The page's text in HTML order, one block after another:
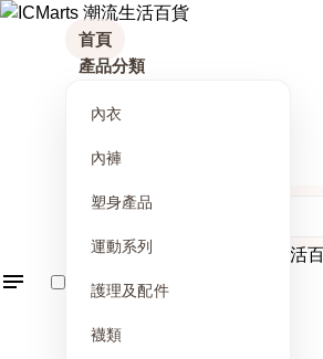
首頁
產品分類
內衣
內褲
塑身產品
運動系列
護理及配件
襪類